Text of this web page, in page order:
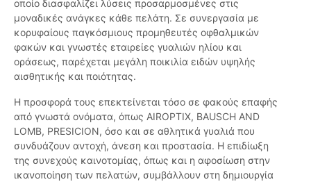
οποίο διασφαλίζει λύσεις προσαρμοσμένες στις
μοναδικές ανάγκες κάθε πελάτη. Σε συνεργασία με
κορυφαίους παγκόσμιους προμηθευτές οφθαλμικών
φακών και γνωστές εταιρείες γυαλιών ηλίου και
οράσεως, παρέχεται μεγάλη ποικιλία ειδών υψηλής
αισθητικής και ποιότητας.
Η προσφορά τους επεκτείνεται τόσο σε φακούς επαφής
από γνωστά ονόματα, όπως AIROPTIX, BAUSCH AND
LOMB, PRESICION, όσο και σε αθλητικά γυαλιά που
συνδυάζουν αντοχή, άνεση και προστασία. Η επιδίωξη
της συνεχούς καινοτομίας, όπως και η αφοσίωση στην
ικανοποίηση των πελατών, συμβάλλουν στη δημιουργία